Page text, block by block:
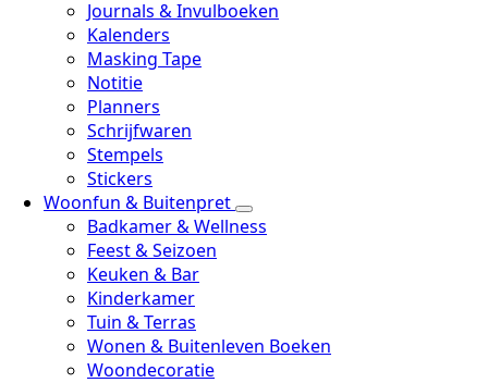
Journals & Invulboeken
Kalenders
Masking Tape
Notitie
Planners
Schrijfwaren
Stempels
Stickers
Woonfun & Buitenpret
Badkamer & Wellness
Feest & Seizoen
Keuken & Bar
Kinderkamer
Tuin & Terras
Wonen & Buitenleven Boeken
Woondecoratie